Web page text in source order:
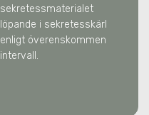
sekretessmaterialet
löpande i sekretesskärl
enligt överenskommen
intervall.